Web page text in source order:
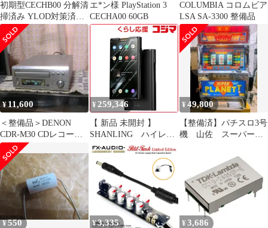
初期型CECHB00 分解清
掃済み YLOD対策済み
日本製
エ*ン様 PlayStation 3
CECHA00 60GB
COLUMBIA コロムビア
LSA SA-3300 整備品
¥11,600
＜整備品＞DENON
CDR-M30 CDレコーダ
ー +リモコンと取説
¥ 259,346
【 新品 未開封 】
SHANLING ハイレゾ
プレーヤー ［6GB］
SH-M8T 未使用 送料無
¥49,800
【整備済】パチスロ3号
機 山佐 スーパープ
機 レトロ レア
¥550 ¥3,335 ¥ 3,686